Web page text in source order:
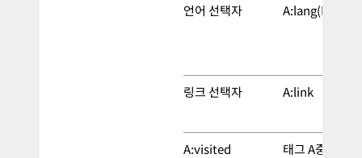
언어 선택자 A:lang(B)
링크 선택자 A:link
A:visited
태그 A중 링크